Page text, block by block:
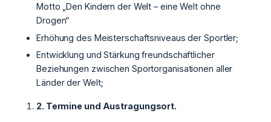
Motto „Den Kindern der Welt – eine Welt ohne
Drogen“
Erhöhung des Meisterschaftsniveaus der Sportler;
Entwicklung und Stärkung freundschaftlicher
Beziehungen zwischen Sportorganisationen aller
Länder der Welt;
2. Termine und Austragungsort.